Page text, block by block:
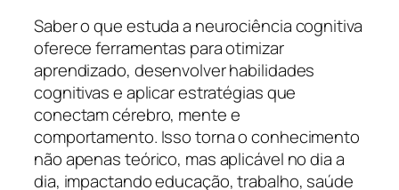
Saber o que estuda a neurociência cognitiva
oferece ferramentas para otimizar
aprendizado, desenvolver habilidades
cognitivas e aplicar estratégias que
conectam cérebro, mente e
comportamento. Isso torna o conhecimento
não apenas teórico, mas aplicável no dia a
dia, impactando educação, trabalho, saúde